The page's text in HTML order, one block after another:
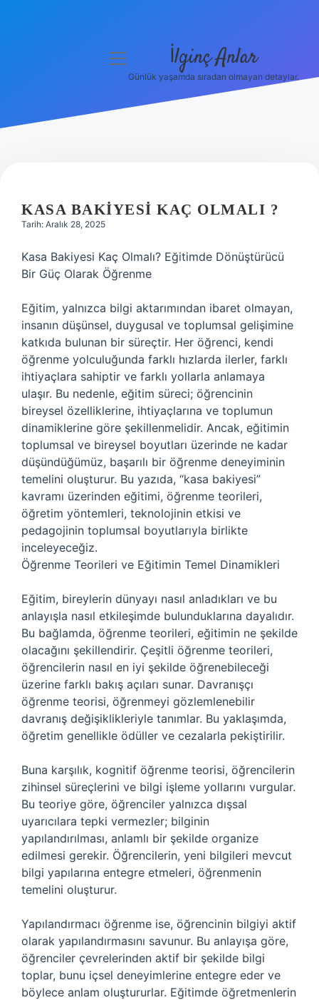
Hakkımızda
menüyü
İlginç Anlar
Günlük yaşamda sıradan olmayan detaylar.
KASA BAKIYESI KAÇ OLMALI ?
Tarih: Aralık 28, 2025
Kasa Bakiyesi Kaç Olmalı? Eğitimde Dönüştürücü
Bir Güç Olarak Öğrenme
Eğitim, yalnızca bilgi aktarımından ibaret olmayan,
insanın düşünsel, duygusal ve toplumsal gelişimine
katkıda bulunan bir süreçtir. Her öğrenci, kendi
öğrenme yolculuğunda farklı hızlarda ilerler, farklı
ihtiyaçlara sahiptir ve farklı yollarla anlamaya
ulaşır. Bu nedenle, eğitim süreci; öğrencinin
bireysel özelliklerine, ihtiyaçlarına ve toplumun
dinamiklerine göre şekillenmelidir. Ancak, eğitimin
toplumsal ve bireysel boyutları üzerinde ne kadar
düşündüğümüz, başarılı bir öğrenme deneyiminin
temelini oluşturur. Bu yazıda, “kasa bakiyesi”
kavramı üzerinden eğitimi, öğrenme teorileri,
öğretim yöntemleri, teknolojinin etkisi ve
pedagojinin toplumsal boyutlarıyla birlikte
inceleyeceğiz.
Öğrenme Teorileri ve Eğitimin Temel Dinamikleri
Eğitim, bireylerin dünyayı nasıl anladıkları ve bu
anlayışla nasıl etkileşimde bulunduklarına dayalıdır.
Bu bağlamda, öğrenme teorileri, eğitimin ne şekilde
olacağını şekillendirir. Çeşitli öğrenme teorileri,
öğrencilerin nasıl en iyi şekilde öğrenebileceği
üzerine farklı bakış açıları sunar. Davranışçı
öğrenme teorisi, öğrenmeyi gözlemlenebilir
davranış değişiklikleriyle tanımlar. Bu yaklaşımda,
öğretim genellikle ödüller ve cezalarla pekiştirilir.
Buna karşılık, kognitif öğrenme teorisi, öğrencilerin
zihinsel süreçlerini ve bilgi işleme yollarını vurgular.
Bu teoriye göre, öğrenciler yalnızca dışsal
uyarıcılara tepki vermezler; bilginin
yapılandırılması, anlamlı bir şekilde organize
edilmesi gerekir. Öğrencilerin, yeni bilgileri mevcut
bilgi yapılarına entegre etmeleri, öğrenmenin
temelini oluşturur.
Yapılandırmacı öğrenme ise, öğrencinin bilgiyi aktif
olarak yapılandırmasını savunur. Bu anlayışa göre,
öğrenciler çevrelerinden aktif bir şekilde bilgi
toplar, bunu içsel deneyimlerine entegre eder ve
böylece anlam oluştururlar. Eğitimde öğretmenlerin